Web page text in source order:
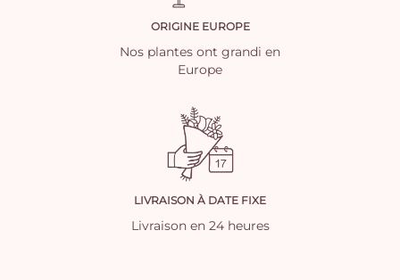
ORIGINE EUROPE
Nos plantes ont grandi en
Europe
LIVRAISON À DATE FIXE
Livraison en 24 heures